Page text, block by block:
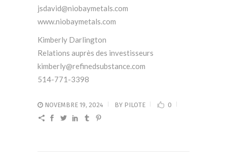
jsdavid@niobaymetals.com
www.niobaymetals.com
Kimberly Darlington
Relations auprès des investisseurs
kimberly@refinedsubstance.com
514-771-3398
NOVEMBRE 19, 2024 BY PILOTE 0